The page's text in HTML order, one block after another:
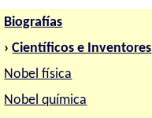
Biografías
›Científicos e Inventores
Nobel física
Nobel química